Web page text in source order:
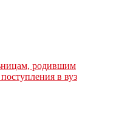
родившим
в вуз